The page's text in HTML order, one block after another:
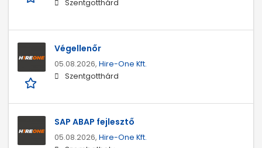
Szentgotthárd
Végellenőr
05.08.2026, Hire-One Kft.
Szentgotthárd
SAP ABAP fejlesztő
05.08.2026, Hire-One Kft.